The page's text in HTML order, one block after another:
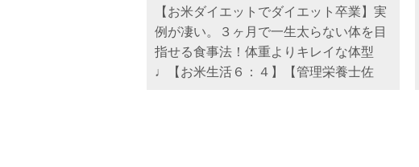
【お米ダイエットでダイエット卒業】実
例が凄い。３ヶ月で一生太らない体を目
指せる食事法！体重よりキレイな体型
♩【お米生活６：４】【管理栄養士佐